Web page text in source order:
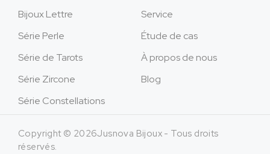
Bijoux Lettre
Série Perle
Série de Tarots
Série Zircone
Série Constellations
Service
Étude de cas
À propos de nous
Blog
Copyright © 2026Jusnova Bijoux - Tous droits
réservés.